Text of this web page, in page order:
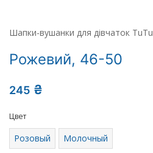
Шапки-вушанки для дівчаток TuTu
Рожевий, 46-50
245 ₴
Цвет
Розовый Молочный